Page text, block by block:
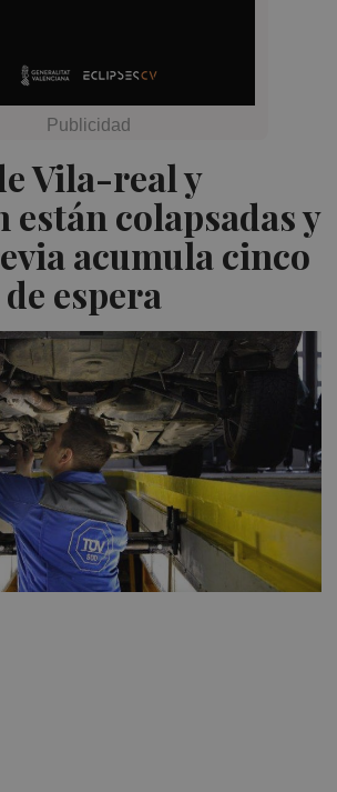
Vila-real y
están colapsadas y
acumula cinco
espera